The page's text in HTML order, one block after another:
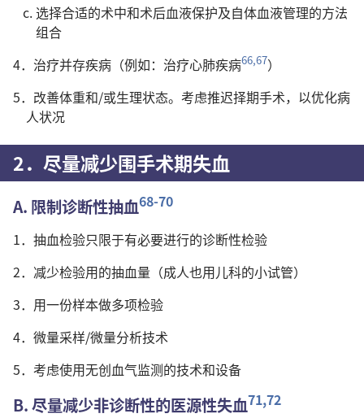
c. 选择合适的术中和术后血液保护及自体血液管理的方法
组合
4．治疗并存疾病（例如：治疗心肺疾病66,67）
5．改善体重和/或生理状态。考虑推迟择期手术，以优化病
人状况
2．尽量减少围手术期失血
A. 限制诊断性抽血68-70
1．抽血检验只限于有必要进行的诊断性检验
2．减少检验用的抽血量（成人也用儿科的小试管）
3．用一份样本做多项检验
4．微量采样/微量分析技术
5．考虑使用无创血气监测的技术和设备
B. 尽量减少非诊断性的医源性失血71,72